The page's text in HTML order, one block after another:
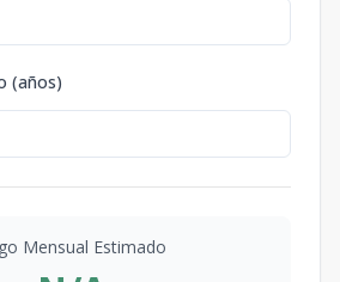
(años)
Mensual Estimado